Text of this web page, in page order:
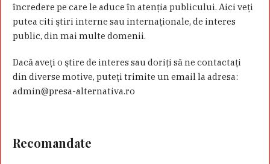
încredere pe care le aduce în atenţia publicului. Aici veţi
putea citi ştiri interne sau internaţionale, de interes
public, din mai multe domenii.
Dacă aveţi o ştire de interes sau doriţi să ne contactaţi
din diverse motive, puteţi trimite un email la adresa:
admin@presa-alternativa.ro
Recomandate